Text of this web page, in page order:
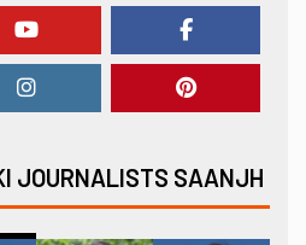
JOURNALISTS SAANJH